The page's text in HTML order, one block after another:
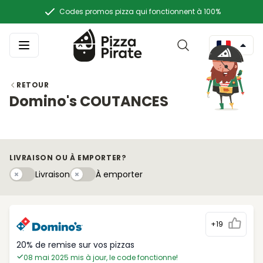
Codes promos pizza qui fonctionnent à 100%
RETOUR
Domino's COUTANCES
LIVRAISON OU À EMPORTER?
LivraisonLivraisonÀ emportery
À emporter
+19
20% de remise sur vos pizzas
08 mai 2025 mis à jour, le code fonctionne!